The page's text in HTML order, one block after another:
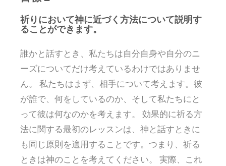
祈りにおいて神に近づく方法について説明す
ることができます。
誰かと話すとき、私たちは自分自身や自分のニ
ーズについてだけ考えているわけではありませ
ん。 私たちはまず、相手について考えます。彼
が誰で、何をしているのか、そして私たちにと
って彼は何なのかを考えます。 効果的に祈る方
法に関する最初のレッスンは、神と話すときに
も同じ原則を適用することです。つまり、祈る
ときは神のことを考えてください。 実際、これ